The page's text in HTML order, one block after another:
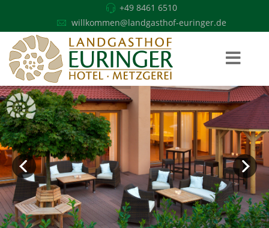
+49 8461 6510
willkommen@landgasthof-euringer.de